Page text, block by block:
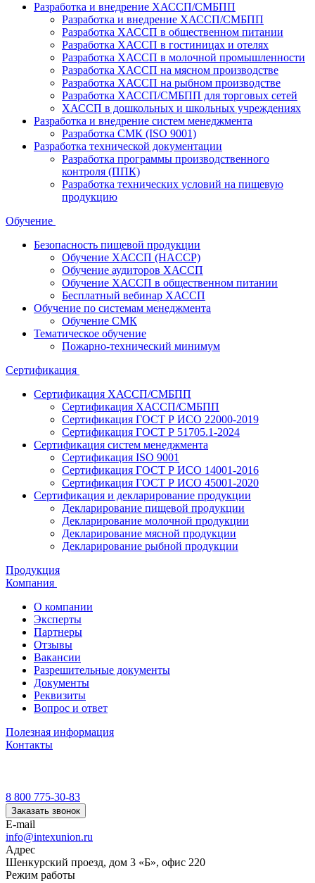
Разработка и внедрение ХАССП/СМБПП
Разработка и внедрение ХАССП/СМБПП
Разработка ХАССП в общественном питании
Разработка ХАССП в гостиницах и отелях
Разработка ХАССП в молочной промышленности
Разработка ХАССП на мясном производстве
Разработка ХАССП на рыбном производстве
Разработка ХАССП/СМБПП для торговых сетей
ХАССП в дошкольных и школьных учреждениях
Разработка и внедрение систем менеджмента
Разработка СМК (ISO 9001)
Разработка технической документации
Разработка программы производственного
контроля (ППК)
Разработка технических условий на пищевую
продукцию
Обучение
Безопасность пищевой продукции
Обучение ХАССП (HACCP)
Обучение аудиторов ХАССП
Обучение ХАССП в общественном питании
Бесплатный вебинар ХАССП
Обучение по системам менеджмента
Обучение СМК
Тематическое обучение
Пожарно-технический минимум
Сертификация
Сертификация ХАССП/СМБПП
Сертификация ХАССП/СМБПП
Сертификация ГОСТ Р ИСО 22000-2019
Сертификация ГОСТ Р 51705.1-2024
Сертификация систем менеджмента
Сертификация ISO 9001
Сертификация ГОСТ Р ИСО 14001-2016
Сертификация ГОСТ Р ИСО 45001-2020
Сертификация и декларирование продукции
Декларирование пищевой продукции
Декларирование молочной продукции
Декларирование мясной продукции
Декларирование рыбной продукции
Продукция
Компания
О компании
Эксперты
Партнеры
Отзывы
Вакансии
Разрешительные документы
Документы
Реквизиты
Вопрос и ответ
Полезная информация
Контакты
8 800 775-30-83
Заказать звонок
E-mail
info@intexunion.ru
Адрес
Шенкурский проезд, дом 3 «Б», офис 220
Режим работы